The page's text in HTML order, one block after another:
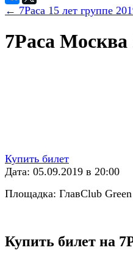
← 7Раса 15 лет группе
7Раса Москва
Купить билет
Дата: 05.09.2019 в 20:00
Площадка: ГлавClub
Купить билет на